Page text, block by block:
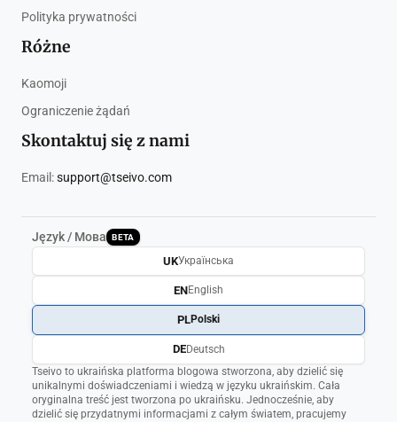
Polityka prywatności
Różne
Kaomoji
Ograniczenie żądań
Skontaktuj się z nami
Email:support@tseivo.com
Język / Мова BETA
Tseivo to ukraińska platforma blogowa stworzona, aby dzielić się
unikalnymi doświadczeniami i wiedzą w języku ukraińskim. Cała
oryginalna treść jest tworzona po ukraińsku. Jednocześnie, aby
dzielić się przydatnymi informacjami z całym światem, pracujemy
UKУкраїнська
ENEnglish
PLPolski
DEDeutsch